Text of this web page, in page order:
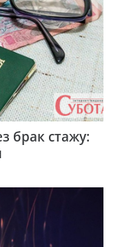
брак стажу: